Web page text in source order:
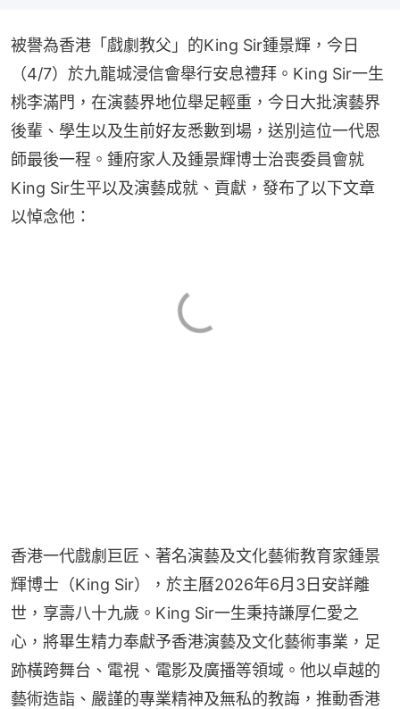
被譽為香港「戲劇教父」的King Sir鍾景輝，今日
（4/7）於九龍城浸信會舉行安息禮拜。King Sir一生
桃李滿門，在演藝界地位舉足輕重，今日大批演藝界
後輩、學生以及生前好友悉數到場，送別這位一代恩
師最後一程。鍾府家人及鍾景輝博士治喪委員會就
King Sir生平以及演藝成就、貢獻，發布了以下文章
以悼念他：
香港一代戲劇巨匠、著名演藝及文化藝術教育家鍾景
輝博士（King Sir），於主曆2026年6月3日安詳離
世，享壽八十九歲。King Sir一生秉持謙厚仁愛之
心，將畢生精力奉獻予香港演藝及文化藝術事業，足
跡橫跨舞台、電視、電影及廣播等領域。他以卓越的
藝術造詣、嚴謹的專業精神及無私的教誨，推動香港